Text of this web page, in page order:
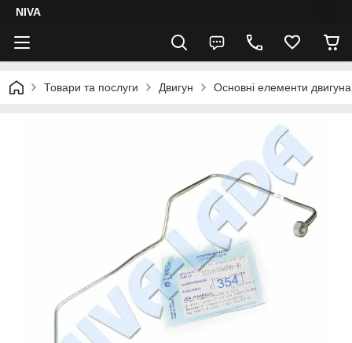
NIVA
Товари та послуги Двигун Основні елементи